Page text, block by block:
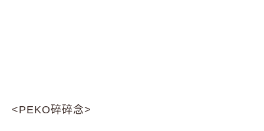
<PEKO碎碎念>